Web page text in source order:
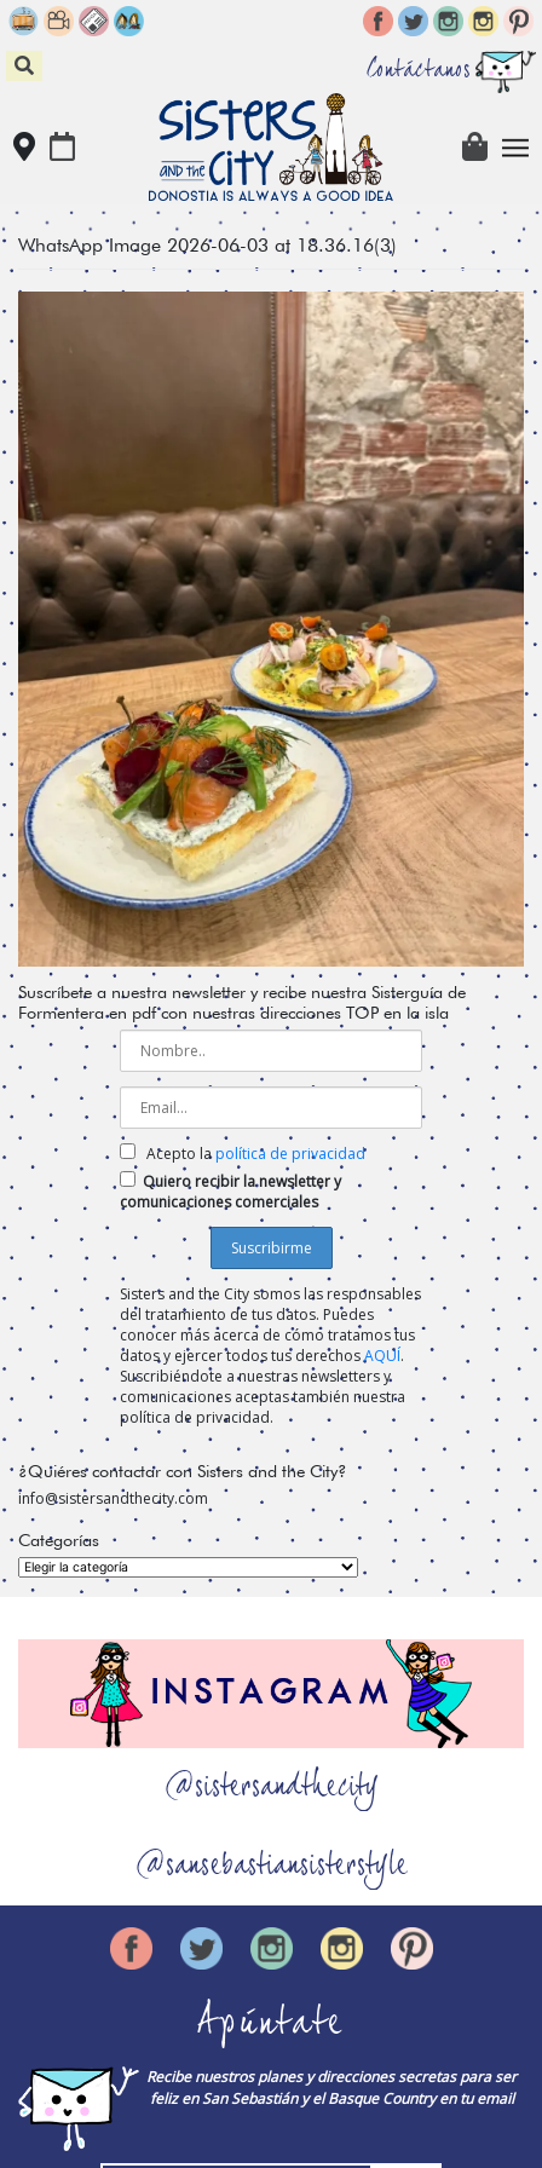
Skip
to
content
Contáctanos
WhatsApp Image 2026-06-03 at 18.36.16(3)
Suscríbete a nuestra newsletter y recibe nuestra Sisterguía de
Formentera en pdf con nuestras direcciones TOP en la isla
Acepto lapolítica de privacidad
Quiero recibir la newsletter y
comunicaciones comerciales
Sisters and the City somos las responsables
del tratamiento de tus datos. Puedes
conocer más acerca de cómo tratamos tus
datos y ejercer todos tus derechosAQUÍ.
Suscribiéndote a nuestras newsletters y
comunicaciones aceptas también nuestra
política de privacidad.
¿Quiéres contactar con Sisters and the City?
info@sistersandthecity.com
Categorías
Categorías
@sistersandthecity
@sansebastiansisterstyle
Apúntate
Recibe nuestros planes y direcciones secretas para ser
feliz en San Sebastián y el Basque Country en tu email